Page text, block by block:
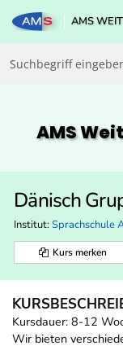
AMS
AMS
Dänisch
Institut: Sprachschule
Kurs merken
Kursdauer: 8-12
Wir bieten